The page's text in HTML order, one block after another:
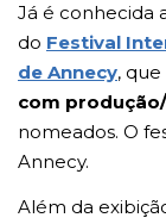
Já é conhecida
do Festival
de Annecy,
com
nomeados. O
Annecy.
Além da